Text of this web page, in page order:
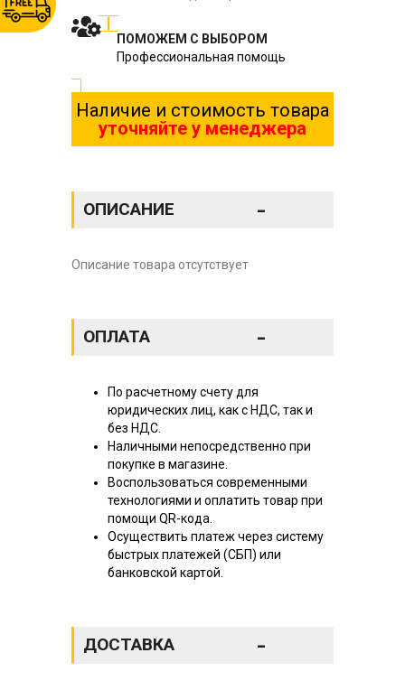
ПОМОЖЕМ С ВЫБОРОМ
Профессиональная помощь
Наличие и стоимость товара
уточняйте у менеджера
ОПИСАНИЕ -
Описание товара отсутствует
ОПЛАТА -
По расчетному счету для
юридических лиц, как с НДС, так и
без НДС.
Наличными непосредственно при
покупке в магазине.
Воспользоваться современными
технологиями и оплатить товар при
помощи QR-кода.
Осуществить платеж через систему
быстрых платежей (СБП) или
банковской картой.
ДОСТАВКА -